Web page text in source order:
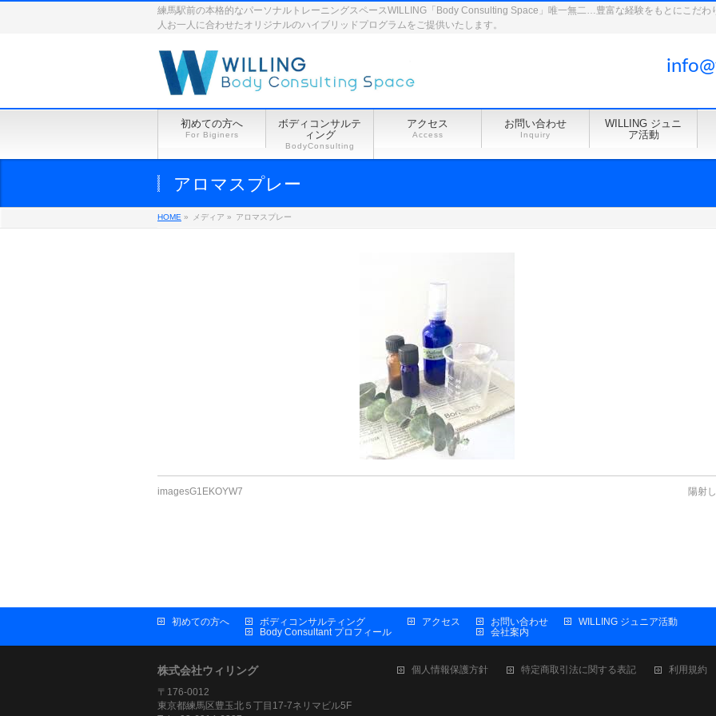
練馬駅前の本格的なパーソナルトレーニングスペースWILLING「Body Consulting Space」唯一無二…豊富な経験をもとにこだわ
人お一人に合わせたオリジナルのハイブリッドプログラムをご提供いたします。
初めての方へ
For Biginers
ボディコンサルテ
ィング
BodyConsulting
アクセス
Access
お問い合わせ
Inquiry
WILLING ジュニ
ア活動
アロマスプレー
HOME » メディア » アロマスプレー
imagesG1EKOYW7 陽射し
初めての方へ
ボディコンサルティング
Body Consultant プロフィール
アクセス
お問い合わせ
会社案内
WILLING ジュニア活動
株式会社ウィリング
〒176-0012
東京都練馬区豊玉北５丁目17-7ネリマビル5F
個人情報保護方針 特定商取引法に関する表記 利用規約